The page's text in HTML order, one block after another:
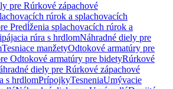
pre Rúrkové zápachové
rúrok a splachovacích
Predĺženia splachovacích rúrok a
rúra s hrdlomNáhradné diely pre
Tesniace manžetyOdtokové armatúry pre
Odtokové armatúry pre bidetyRúrkové
diely pre Rúrkové zápachové
s hrdlomPrípojkyTesneniaUmývacie